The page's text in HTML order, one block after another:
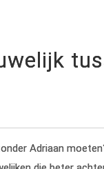
Adriaan